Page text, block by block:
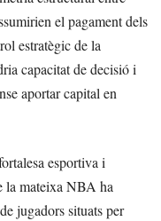
el pagament dels
estratègic de la
capacitat de decisió i
aportar capital en
esportiva i
la mateixa NBA ha
jugadors situats per